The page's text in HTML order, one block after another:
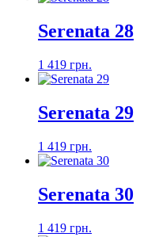
Serenata 28
1 419 грн.
Serenata 29
1 419 грн.
Serenata 30
1 419 грн.